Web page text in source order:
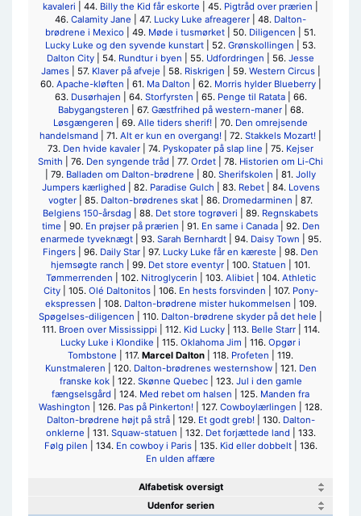
kavaleri | 44. Billy the Kid får eskorte | 45. Pigtråd over prærien
46. Calamity Jane | 47. Lucky Luke afreagerer | 48. Dalton-
brødrene i Mexico | 49. Møde i tusmørket | 50. Diligencen | 51.
Lucky Luke og den syvende kunstart | 52. Grønskollingen | 53.
Dalton City | 54. Rundtur i byen | 55. Udfordringen | 56. Jesse
James| 57. Klaver på afveje | 58. Riskrigen | 59. Western Circus|
60. Apache-kløften | 61. Ma Dalton | 62. Morris hylder Blueberry|
63. Dusørhajen | 64. Storfyrsten | 65. Penge til Ratata| 66.
Babygangsteren | 67. Gæstfrihed på western-maner| 68.
Løsgængeren | 69. Alle tiders sherif! | 70. Den omrejsende
handelsmand | 71. Alt er kun en overgang! | 72. Stakkels Mozart!
73. Den hvide kavaler | 74. Pyskopater på slap line | 75. Kejser
Smith | 76. Den syngende tråd | 77. Ordet | 78. Historien om Li-Chi
| 79. Balladen om Dalton-brødrene | 80. Sherifskolen | 81. Jolly
Jumpers kærlighed | 82. Paradise Gulch | 83. Rebet| 84. Lovens
vogter | 85. Dalton-brødrenes skat | 86. Dromedarminen | 87.
Belgiens 150-årsdag | 88. Det store togrøveri | 89. Regnskabets
time | 90. En prøjser på prærien | 91. En same i Canada| 92. Den
enarmede tyveknægt| 93. Sarah Bernhardt| 94. Daisy Town | 95.
Fingers | 96. Daily Star | 97. Lucky Luke får en kæreste | 98. Den
hjemsøgte ranch | 99. Det store eventyr | 100. Statuen | 101.
Tømmerrenden | 102. Nitroglycerin | 103. Alibiet| 104. Athletic
City| 105. Olé Daltonitos| 106. En hests forsvinden | 107. Pony-
ekspressen | 108. Dalton-brødrene mister hukommelsen | 109.
Spøgelses-diligencen | 110. Dalton-brødrene skyder på det hele
111. Broen over Mississippi | 112. Kid Lucky| 113. Belle Starr| 114.
Lucky Luke i Klondike | 115. Oklahoma Jim | 116. Opgør i
Tombstone | 117. Marcel Dalton | 118. Profeten | 119.
Kunstmaleren | 120. Dalton-brødrenes westernshow| 121. Den
franske kok| 122. Skønne Quebec| 123. Jul i den gamle
fængselsgård | 124. Med rebet om halsen | 125. Manden fra
Washington | 126. Pas på Pinkerton! | 127. Cowboylærlingen | 128.
Dalton-brødrene højt på strå| 129. Et godt greb!| 130. Dalton-
onklerne | 131. Squaw-statuen | 132. Det forjættede land | 133.
Følg pilen | 134. En cowboy i Paris| 135. Kid eller dobbelt| 136.
En ulden affære
Alfabetisk oversigt
Udenfor serien